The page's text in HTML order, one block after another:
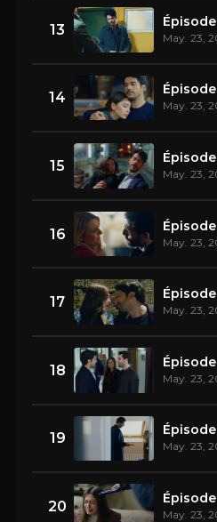
13 Épisode
May. 23,
14 May. 23,
15 Épisode
May. 23,
16 Épisode
May. 23,
17 Épisode
May. 23,
18 Épisode
May. 23,
19 Épisode
May. 23,
20 May. 23,